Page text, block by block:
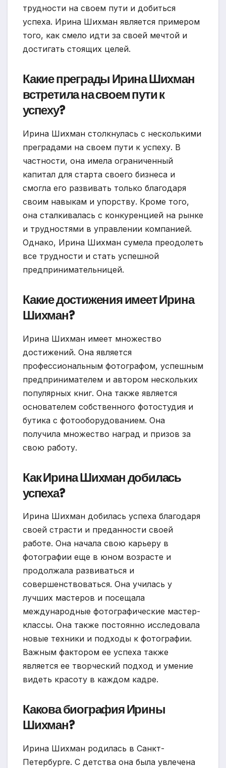
трудности на своем пути и добиться
успеха. Ирина Шихман является примером
того, как смело идти за своей мечтой и
достигать стоящих целей.
Какие преграды Ирина Шихман
встретила на своем пути к
успеху?
Ирина Шихман столкнулась с несколькими
преградами на своем пути к успеху. В
частности, она имела ограниченный
капитал для старта своего бизнеса и
смогла его развивать только благодаря
своим навыкам и упорству. Кроме того,
она сталкивалась с конкуренцией на рынке
и трудностями в управлении компанией.
Однако, Ирина Шихман сумела преодолеть
все трудности и стать успешной
предпринимательницей.
Какие достижения имеет Ирина
Шихман?
Ирина Шихман имеет множество
достижений. Она является
профессиональным фотографом, успешным
предпринимателем и автором нескольких
популярных книг. Она также является
основателем собственного фотостудия и
бутика с фотооборудованием. Она
получила множество наград и призов за
свою работу.
Как Ирина Шихман добилась
успеха?
Ирина Шихман добилась успеха благодаря
своей страсти и преданности своей
работе. Она начала свою карьеру в
фотографии еще в юном возрасте и
продолжала развиваться и
совершенствоваться. Она училась у
лучших мастеров и посещала
международные фотографические мастер-
классы. Она также постоянно исследовала
новые техники и подходы к фотографии.
Важным фактором ее успеха также
является ее творческий подход и умение
видеть красоту в каждом кадре.
Какова биография Ирины
Шихман?
Ирина Шихман родилась в Санкт-
Петербурге. С детства она была увлечена